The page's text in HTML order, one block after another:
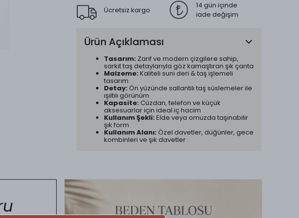
Ücretsiz kargo
14 gün içinde
iade değişim
Ürün Açıklaması
Tasarım: Zarif ve modern çizgilere sahip,
sarkıt taş detaylarıyla göz kamaştıran şık çanta
Malzeme: Kaliteli suni deri & taş işlemeli
tasarım
Detay: Ön yüzünde sallantılı taş süslemeler ile
ışıltılı görünüm
Kapasite: Cüzdan, telefon ve küçük
aksesuarlar için ideal iç hacim
Kullanım Şekli: Elde veya omuzda taşınabilir
şık form
Kullanım Alanı: Özel davetler, düğünler, gece
kombinleri ve şık davetler